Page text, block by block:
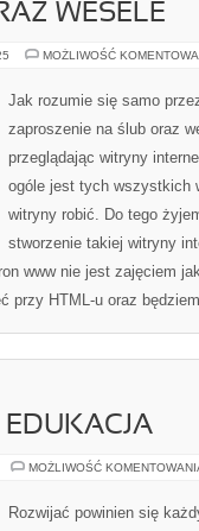
WESELE
MOŻLIWOŚĆ
Jak rozumie się samo
zaproszenie na ślub oraz
przeglądając witryny
ogóle jest tych wszystkich
witryny robić. Do tego
stworzenie takiej witryny
www nie jest zajęciem
przy HTML-u oraz
EDUKACJA
MOŻLIWOŚĆ
Rozwijać powinien się